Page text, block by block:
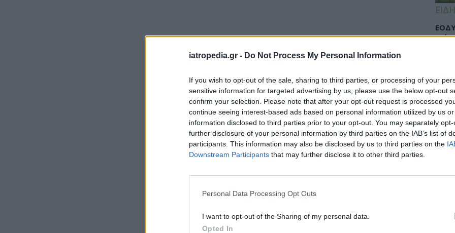
iatropedia.gr - Do Not Process My Personal Information
If you wish to opt-out of the sale, sharing to third parties, or processing of your
sensitive information for targeted advertising by us, please use the below opt-out
confirm your selection. Please note that after your opt-out request is processed
continue seeing interest-based ads based on personal information utilized by us
information disclosed to third parties prior to your opt-out. You may separately
further disclosure of your personal information by third parties on the IAB’s list of
participants. This information may also be disclosed by us to third parties on the
Downstream Participants that may further disclose it to other third parties.
Personal Data Processing Opt Outs
I want to opt-out of the Sharing of my personal data.
Opted In
5